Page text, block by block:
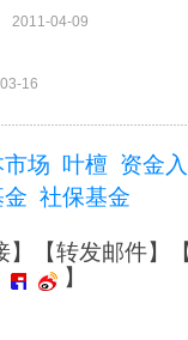
2011-04-09
16
场 叶檀 资金
社保基金
】【转发邮件】
】